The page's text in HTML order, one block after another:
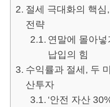
절세 극대화의 핵
전략
연말에 몰아
납입의 힘
수익률과 절세, 두
산투자
‘안전 자산